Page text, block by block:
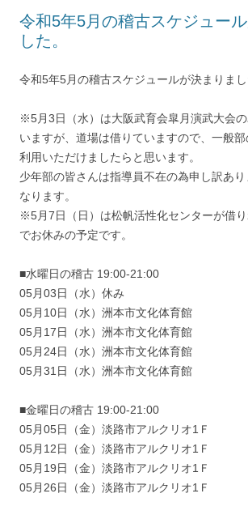
令和5年5月の稽古スケジュー
した。
令和5年5月の稽古スケジュールが決まりまし
※5月3日（水）は大阪武育会皐月演武大会
いますが、道場は借りていますので、一般
利用いただけましたらと思います。
少年部の皆さんは指導員不在の為申し訳あ
なります。
※5月7日（日）は松帆活性化センターが借
でお休みの予定です。
■水曜日の稽古 19:00-21:00
05月03日（水）休み
05月10日（水）洲本市文化体育館
05月17日（水）洲本市文化体育館
05月24日（水）洲本市文化体育館
05月31日（水）洲本市文化体育館
■金曜日の稽古 19:00-21:00
05月05日（金）淡路市アルクリオ1Ｆ
05月12日（金）淡路市アルクリオ1Ｆ
05月19日（金）淡路市アルクリオ1Ｆ
05月26日（金）淡路市アルクリオ1Ｆ